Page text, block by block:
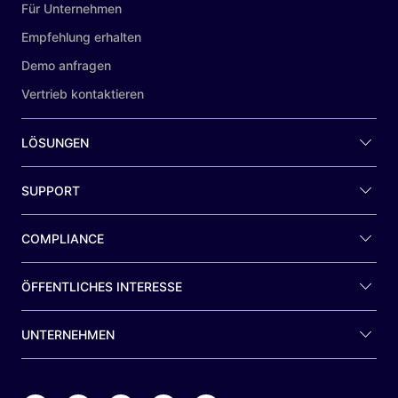
Für Unternehmen
Empfehlung erhalten
Demo anfragen
Vertrieb kontaktieren
LÖSUNGEN
SUPPORT
COMPLIANCE
ÖFFENTLICHES INTERESSE
UNTERNEHMEN